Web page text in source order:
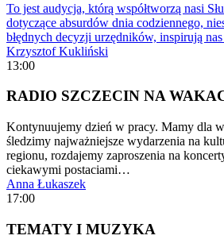
To jest audycja, którą współtworzą nasi
dotyczące absurdów dnia codziennego,
błędnych decyzji urzędników, inspirują
Krzysztof Kukliński
13:00
RADIO SZCZECIN NA
Kontynuujemy dzień w pracy. Mamy dla
śledzimy najważniejsze wydarzenia na
regionu, rozdajemy zaproszenia na
ciekawymi postaciami…
Anna Łukaszek
17:00
TEMATY I MUZYKA